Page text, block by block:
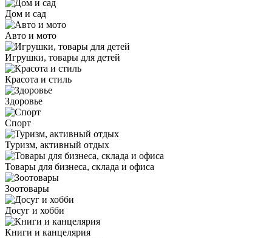
Дом и сад
Авто и мото
Игрушки, товары для детей
Красота и стиль
Здоровье
Спорт
Туризм, активный отдых
Товары для бизнеса, склада и офиса
Зоотовары
Досуг и хобби
Книги и канцелярия